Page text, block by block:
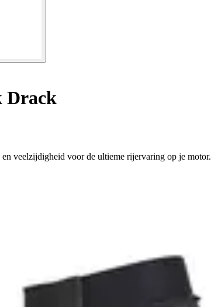
Drack
veelzijdigheid voor de ultieme rijervaring op je motor.